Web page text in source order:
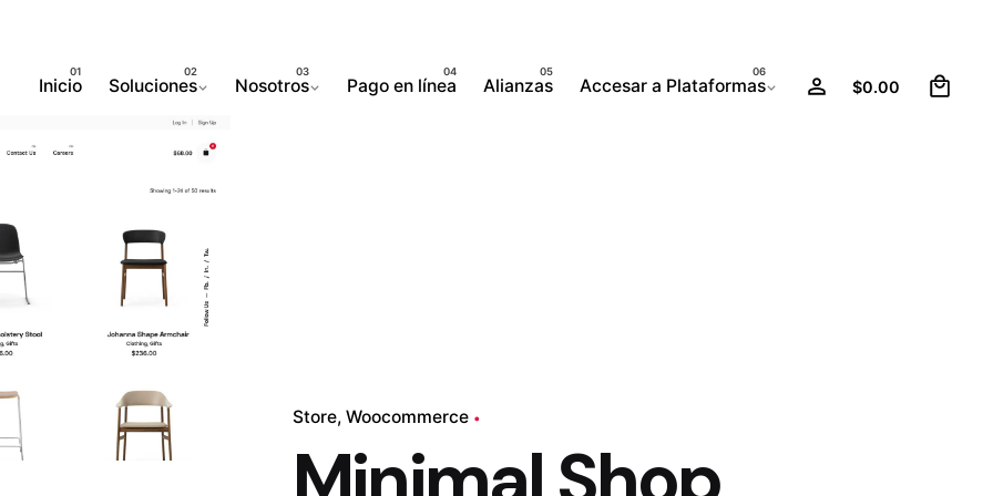
Inicio Soluciones Nosotros Pago en línea Alianzas Accesar a Plataformas $0.00
Store Woocommerce